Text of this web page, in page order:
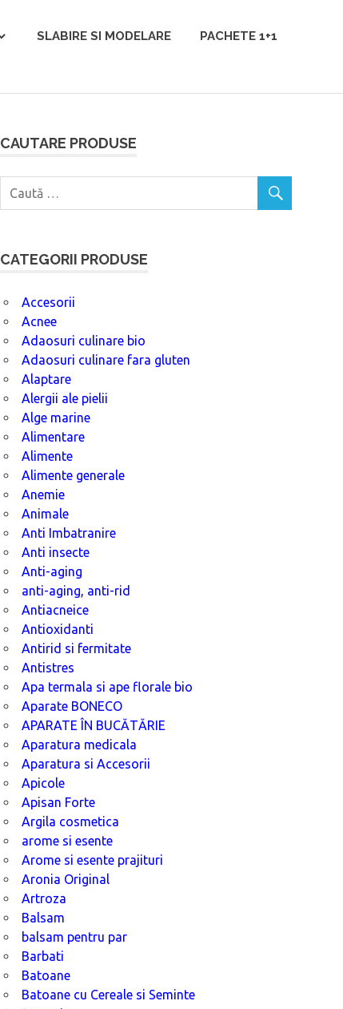
SLABIRE SI MODELARE PACHETE 1+1
CAUTARE PRODUSE
CATEGORII PRODUSE
Accesorii
Acnee
Adaosuri culinare bio
Adaosuri culinare fara gluten
Alaptare
Alergii ale pielii
Alge marine
Alimentare
Alimente
Alimente generale
Anemie
Animale
Anti Imbatranire
Anti insecte
Anti-aging
anti-aging, anti-rid
Antiacneice
Antioxidanti
Antirid si fermitate
Antistres
Apa termala si ape florale bio
Aparate BONECO
APARATE ÎN BUCĂTĂRIE
Aparatura medicala
Aparatura si Accesorii
Apicole
Apisan Forte
Argila cosmetica
arome si esente
Arome si esente prajituri
Aronia Original
Artroza
Balsam
balsam pentru par
Barbati
Batoane
Batoane cu Cereale si Seminte